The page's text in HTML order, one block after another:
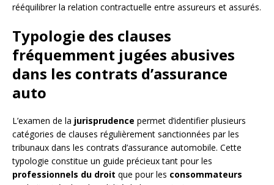
rééquilibrer la relation contractuelle entre assureurs et assurés.
Typologie des clauses
fréquemment jugées abusives
dans les contrats d’assurance
auto
L’examen de la jurisprudence permet d’identifier plusieurs
catégories de clauses régulièrement sanctionnées par les
tribunaux dans les contrats d’assurance automobile. Cette
typologie constitue un guide précieux tant pour les
professionnels du droit que pour les consommateurs